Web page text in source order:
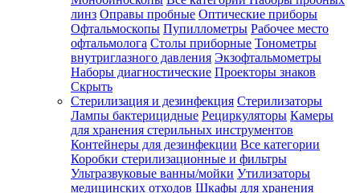
линз Оправы пробные Оптические приборы
Офтальмоскопы Пупиллометры Рабочее место
офтальмолога Столы приборные Тонометры
внутриглазного давления Экзофтальмометры
Наборы диагностические Проекторы знаков
Скрыть
Стерилизация и дезинфекция Стерилизаторы
Лампы бактерицидные Рециркуляторы Камеры
для хранения стерильных инструментов
Контейнеры для дезинфекции Все категории
Коробки стерилизационные и фильтры
Ультразвуковые ванны/мойки Утилизаторы
медицинских отходов Шкафы для хранения